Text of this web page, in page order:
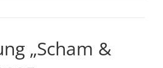
„Scham &